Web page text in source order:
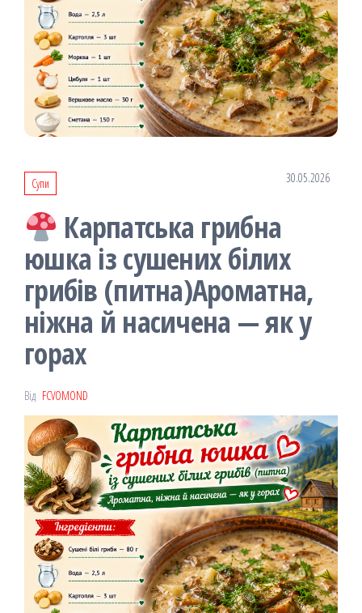
Супи 30.05.2026
Карпатська грибна
юшка із сушених білих
грибів (питна)Ароматна,
ніжна й насичена — як у
горах
Від FCVOMOND